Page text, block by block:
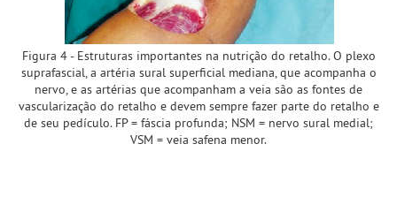
Figura 4 - Estruturas importantes na nutrição do retalho. O plexo
suprafascial, a artéria sural superficial mediana, que acompanha o
nervo, e as artérias que acompanham a veia são as fontes de
vascularização do retalho e devem sempre fazer parte do retalho e
de seu pedículo. FP = fáscia profunda; NSM = nervo sural medial;
VSM = veia safena menor.